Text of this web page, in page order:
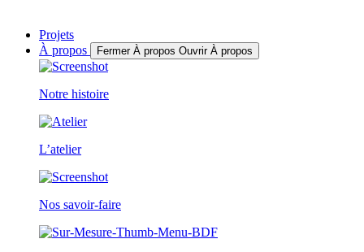
Projets
À propos
Fermer À propos Ouvrir À propos
Notre histoire
L’atelier
Nos savoir-faire